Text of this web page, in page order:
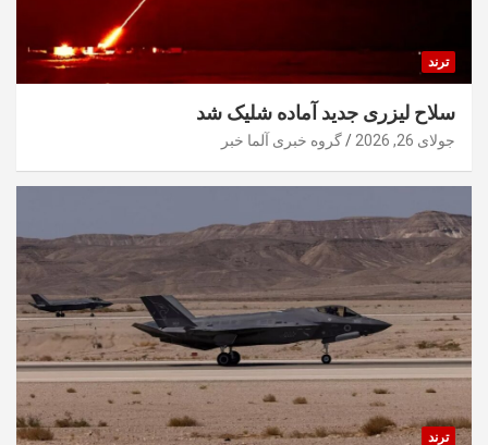
ترند
سلاح لیزری جدید آماده شلیک شد
جولای 26, 2026 گروه خبری آلما خبر
ترند